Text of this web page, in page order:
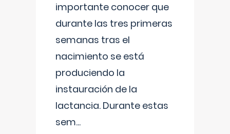
importante conocer que
durante las tres primeras
semanas tras el
nacimiento se está
produciendo la
instauración de la
lactancia. Durante estas
sem...